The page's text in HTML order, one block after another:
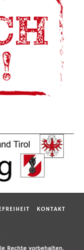
KONTAKT
Rechte vorbehalten.